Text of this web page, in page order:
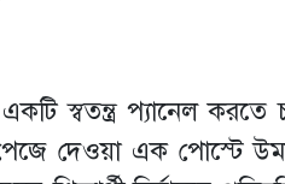
স্বতন্ত্র প্যানেল করতে
দেওয়া এক পোস্টে